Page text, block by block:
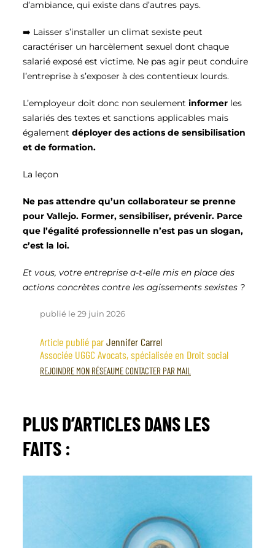
d’ambiance, qui existe dans d’autres pays.
➡️ Laisser s’installer un climat sexiste peut
caractériser un harcèlement sexuel dont chaque
salarié exposé est victime. Ne pas agir peut conduire
l’entreprise à s’exposer à des contentieux lourds.
L’employeur doit donc non seulement informer les
salariés des textes et sanctions applicables mais
également déployer des actions de sensibilisation
et de formation.
La leçon
Ne pas attendre qu’un collaborateur se prenne
pour Vallejo. Former, sensibiliser, prévenir. Parce
que l’égalité professionnelle n’est pas un slogan,
c’est la loi.
Et vous, votre entreprise a-t-elle mis en place des
actions concrètes contre les agissements sexistes ?
publié le 29 juin 2026
Article publié parJennifer Carrel
Associée UGGC Avocats, spécialisée en Droit social
REJOINDRE MON RÉSEAUME CONTACTER PAR MAIL
PLUS D’ARTICLESDANS LES
FAITS :